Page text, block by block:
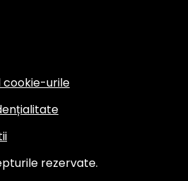
rezervate.
cookie-urile